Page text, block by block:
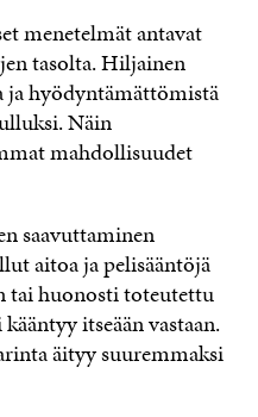
menetelmät antavat
tasolta. Hiljainen
ja hyödyntämättömistä
Näin
mahdollisuudet
saavuttaminen
aitoa ja pelisääntöjä
tai huonosti toteutettu
itseään vastaan.
äityy suuremmaksi